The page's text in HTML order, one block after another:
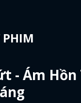
PHIM
- Ám